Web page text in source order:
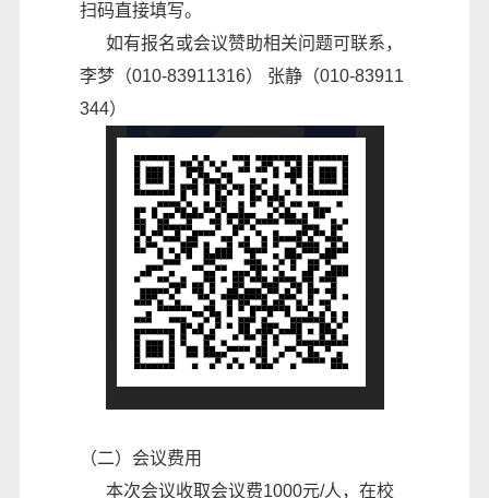
扫码直接填写。
如有报名或会议赞助相关问题可联系，
李梦（010-83911316） 张静（010-83911
344）
（二）会议费用
本次会议收取会议费1000元/人，在校